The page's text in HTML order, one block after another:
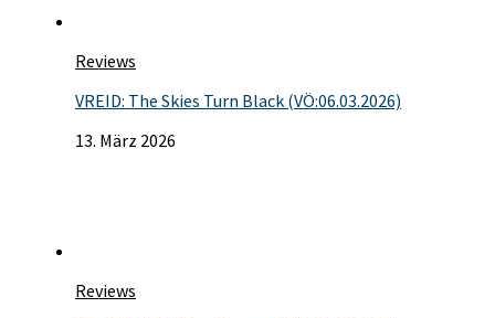
Reviews
VREID: The Skies Turn Black (VÖ:06.03.2026)
13. März 2026
Reviews